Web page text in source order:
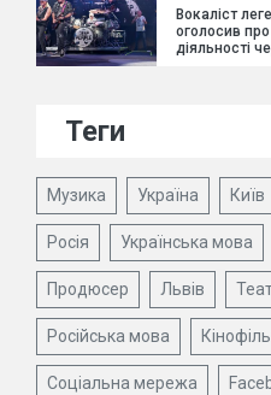
Вокаліст
оголосив
діяльності
Теги
Музика Україна Київ
Росія Українська мова
Продюсер Львів
Російська мова
Соціальна мережа